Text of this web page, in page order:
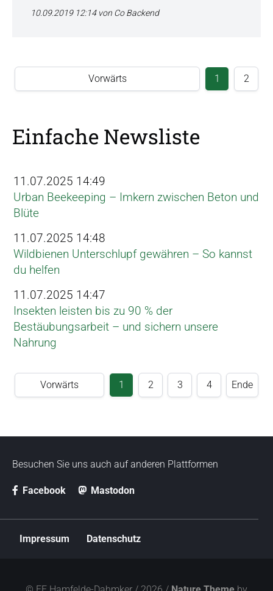
10.09.2019 12:14von Co Backend
Vorwärts 1 2
Einfache Newsliste
11.07.2025 14:49
Urban Beekeeping – Imkern zwischen Beton und
Blüte
11.07.2025 14:48
Wildbienen Unterschlupf gewähren – So kannst
du helfen
11.07.2025 14:47
Insekten leisten bis zu 90 % der
Bestäubungsarbeit – und sichern unsere
Nahrung
Vorwärts 1 2 3 4 Ende
Besuchen Sie uns auch auf anderen Plattformen
Facebook Mastodon
Impressum Datenschutz